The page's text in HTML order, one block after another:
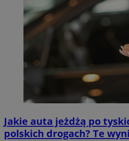
Jakie auta jeżdżą po
polskich drogach? Te